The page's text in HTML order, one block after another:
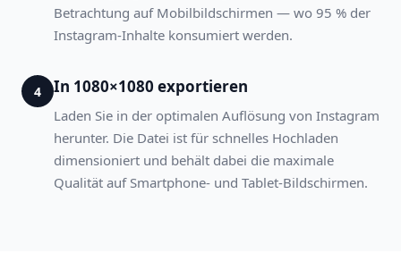
Betrachtung auf Mobilbildschirmen — wo 95 % der
Instagram-Inhalte konsumiert werden.
4 In 1080×1080 exportieren
Laden Sie in der optimalen Auflösung von Instagram
herunter. Die Datei ist für schnelles Hochladen
dimensioniert und behält dabei die maximale
Qualität auf Smartphone- und Tablet-Bildschirmen.